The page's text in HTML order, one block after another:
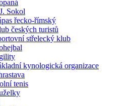
Sokol
řecko-římský
českých turistů
střelecký klub
kynologická organizace
tenis